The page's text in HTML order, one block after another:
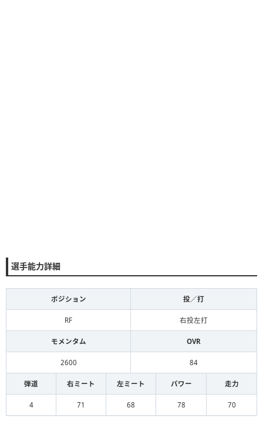
選手能力詳細
ポジション 投／打
RF 右投左打
モメンタム OVR
2600 84
弾道 右ミート 左ミート パワー 走力
4 71 68 78 70